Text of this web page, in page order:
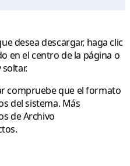
desea descargar, haga clic
en el centro de la página o
compruebe que el formato
del sistema. Más
de Archivo